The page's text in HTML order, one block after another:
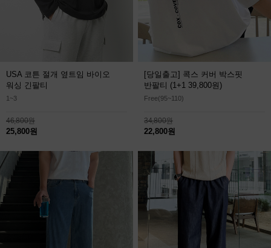
USA 코튼 절개 옆트임 바이오
워싱 긴팔티
1~3
46,800원
25,800원
[당일출고] 콕스 커버 박스핏
반팔티 (1+1 39,800원)
Free(95~110)
34,800원
22,800원